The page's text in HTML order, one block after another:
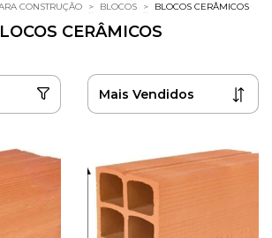
CONSTRUÇÃO > BLOCOS > BLOCOS CERÂMICOS
CERÂMICOS